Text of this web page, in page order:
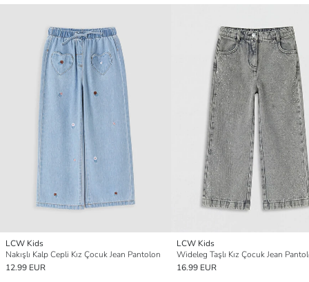
LCW Kids
Nakışlı Kalp Cepli Kız Çocuk Jean Pantolon
12.99 EUR
LCW Kids
Wideleg Taşlı Kız Çocuk Jean
16.99 EUR